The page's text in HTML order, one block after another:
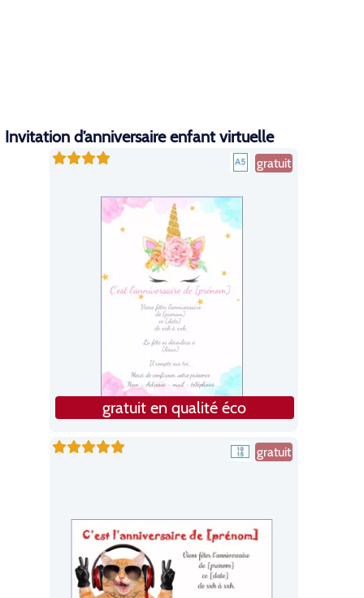
Invitation d’anniversaire enfant virtuelle
gratuit
gratuit en qualité éco
gratuit